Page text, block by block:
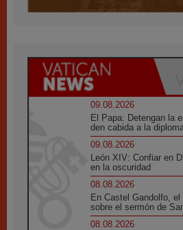
09.08.2026
El Papa: Detengan la
den cabida a la
09.08.2026
León XIV: Confiar en
en la oscuridad
08.08.2026
En Castel Gandolfo,
sobre el sermón de
08.08.2026